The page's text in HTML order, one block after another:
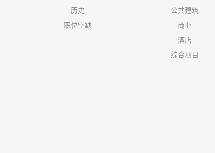
历史
职位空缺
公共建筑
商业
酒店
综合项目